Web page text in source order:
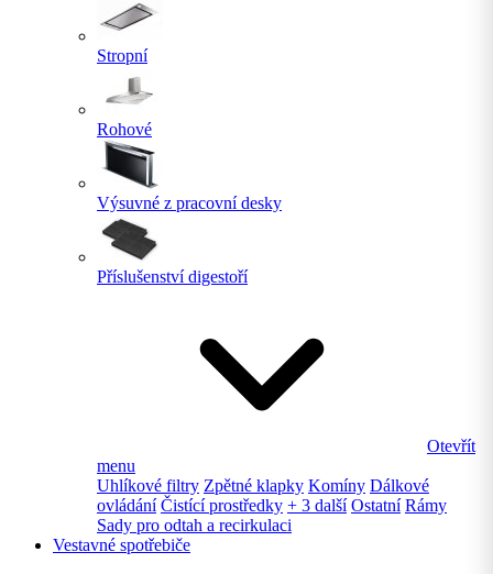
Stropní
Rohové
Výsuvné z pracovní desky
Příslušenství digestoří
Otevřít
menu
Uhlíkové filtry Zpětné klapky Komíny Dálkové
ovládání Čistící prostředky + 3 další Ostatní Rámy
Sady pro odtah a recirkulaci
Vestavné spotřebiče